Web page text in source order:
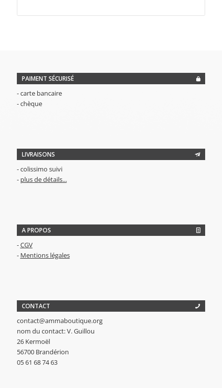
PAIMENT SÉCURISÉ
- carte bancaire
- chèque
LIVRAISONS
- colissimo suivi
- plus de détails...
A PROPOS
-CGV
- Mentions légales
CONTACT
contact@ammaboutique.org
nom du contact: V. Guillou
26 Kermoël
56700 Brandérion
05 61 68 74 63